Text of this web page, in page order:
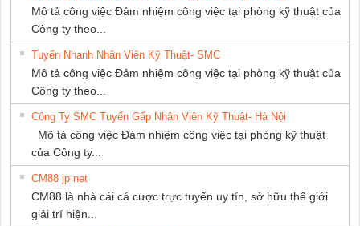
Mô tả công việc Đảm nhiệm công việc tại phòng kỹ thuật của
Công ty theo...
Tuyển Nhanh Nhân Viên Kỹ Thuật- SMC
Mô tả công việc Đảm nhiệm công việc tại phòng kỹ thuật của
Công ty theo...
Công Ty SMC Tuyển Gấp Nhân Viên Kỹ Thuật- Hà Nội
Mô tả công việc Đảm nhiệm công việc tại phòng kỹ thuật
của Công ty...
CM88 jp net
CM88 là nhà cái cá cược trực tuyến uy tín, sở hữu thế giới
giải trí hiện...